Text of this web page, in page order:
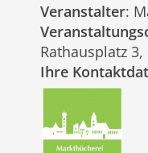
Veranstalter:
Rathausplatz
Ihre